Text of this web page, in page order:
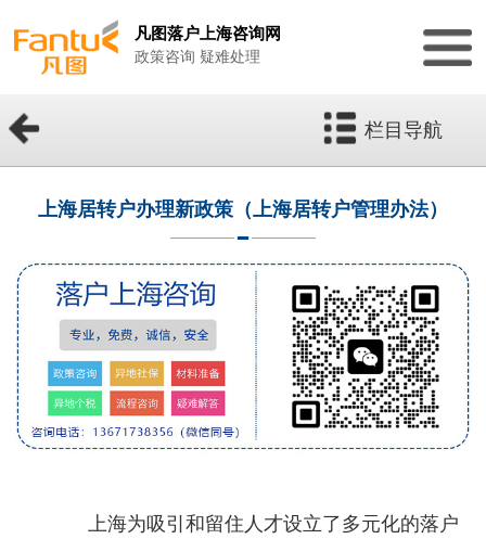
凡图落户上海咨询网
政策咨询 疑难处理
栏目导航
上海居转户办理新政策（上海居转户管理办法）
上海为吸引和留住人才设立了多元化的落户